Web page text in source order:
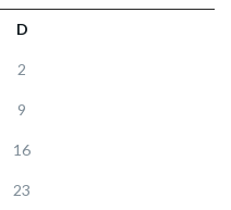
D
2
9
16
23